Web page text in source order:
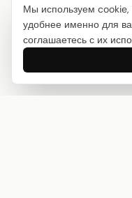
Мы используем cookie,
удобнее именно для
соглашаетесь с их